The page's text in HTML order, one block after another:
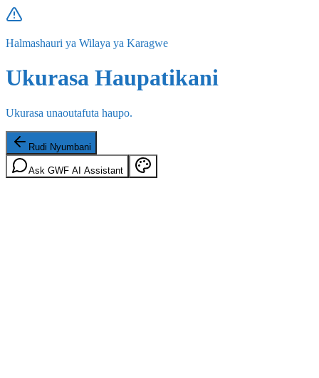
Halmashauri ya Wilaya ya Karagwe
Ukurasa Haupatikani
Ukurasa unaoutafuta haupo.
Rudi Nyumbani
Ask GWF AI Assistant